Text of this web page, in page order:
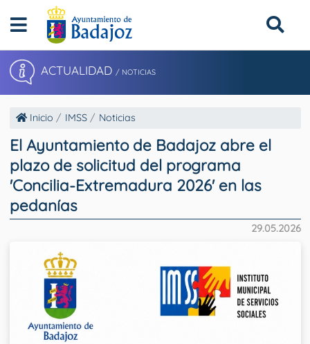
ACTUALIDAD / NOTICIAS
Inicio IMSS Noticias
El Ayuntamiento de Badajoz abre el
plazo de solicitud del programa
'Concilia-Extremadura 2026' en las
pedanías
29.05.2026